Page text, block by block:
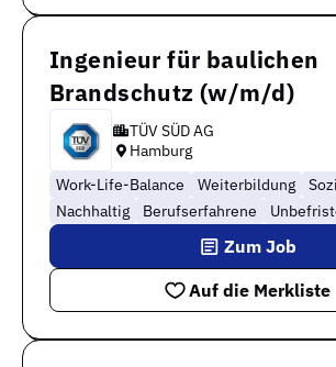
Ingenieur für baulichen
Brandschutz (w/m/d)
TÜV SÜD AG
Hamburg
Work-Life-Balance
Weiterbildung
Nachhaltig
Berufserfahrene
Auf die Merkliste
Zum Job